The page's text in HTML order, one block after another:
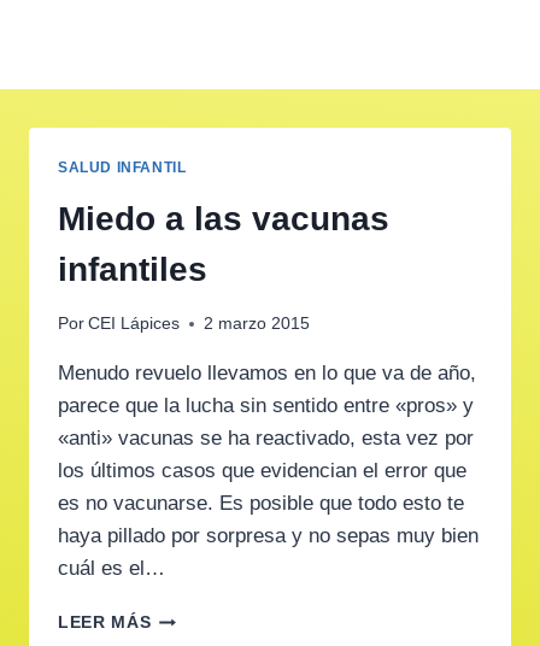
SALUD INFANTIL
Miedo a las vacunas
infantiles
Por CEI Lápices 2 marzo 2015
Menudo revuelo llevamos en lo que va de año,
parece que la lucha sin sentido entre «pros» y
«anti» vacunas se ha reactivado, esta vez por
los últimos casos que evidencian el error que
es no vacunarse. Es posible que todo esto te
haya pillado por sorpresa y no sepas muy bien
cuál es el…
LEER MÁSMIEDO